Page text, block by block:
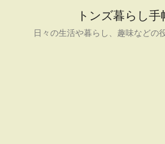
トンズ暮らし手
日々の生活や暮らし、趣味などの